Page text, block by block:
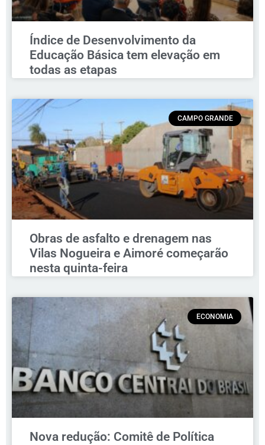
Índice de Desenvolvimento da
Educação Básica tem elevação em
todas as etapas
CAMPO GRANDE
Obras de asfalto e drenagem nas
Vilas Nogueira e Aimoré começarão
nesta quinta-feira
ECONOMIA
Nova redução: Comitê de Política